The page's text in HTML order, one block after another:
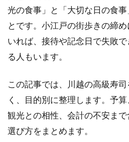
光の食事」と「大切な日の食
とです。小江戸の街歩きの締
いれば、接待や記念日で失敗
る人もいます。
この記事では、川越の高級寿
く、目的別に整理します。予算
観光との相性、会計の不安ま
選び方をまとめます。